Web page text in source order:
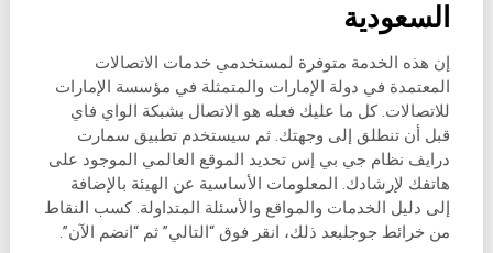
السعودية
إن هذه الخدمة متوفرة لمستخدمي خدمات الاتصالات
المعتمدة في دولة الإمارات والمتمثلة في مؤسسة الإمارات
للاتصالات. كل ما عليك فعله هو الاتصال بشبكة الواي فاي
قبل أن تنطلق إلى وجهتك. ثم سيستخدم تطبيق سمارت
درايف نظام جي بي إس تحديد الموقع العالمي الموجود على
هاتفك لإرشادك. المعلومات الأساسية عن الهيئة بالإضافة
إلى دليل الخدمات والمواقع والأسئلة المتداولة. كسب النقاط
من خرائط جوجلبعد ذلك، انقر فوق “التالي” ثم “انضم الآن”.